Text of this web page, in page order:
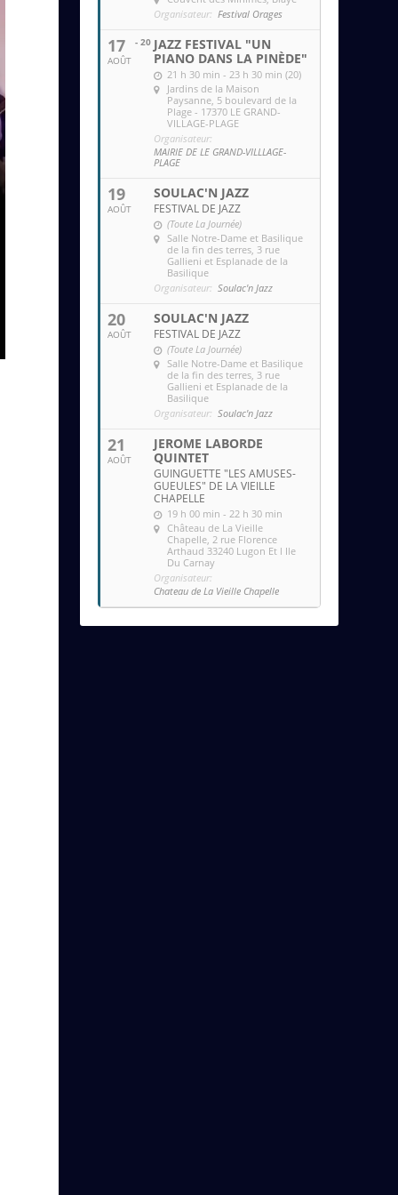
Organisateur: Festival Orages
17
AOÛT
- 20 JAZZ FESTIVAL "UN
PIANO DANS LA PINÈDE"
21 h 30 min - 23 h 30 min (20)
Jardins de la Maison
Paysanne , 5 boulevard de la
Plage - 17370 LE GRAND-
VILLAGE-PLAGE
Organisateur:
MAIRIE DE LE GRAND-VILLLAGE-
PLAGE
19
AOÛT
SOULAC'N JAZZ
FESTIVAL DE JAZZ
(Toute La Journée)
Salle Notre-Dame et Basilique
de la fin des terres , 3 rue
Gallieni et Esplanade de la
Basilique
Organisateur: Soulac'n Jazz
20
AOÛT
SOULAC'N JAZZ
FESTIVAL DE JAZZ
(Toute La Journée)
Salle Notre-Dame et Basilique
de la fin des terres , 3 rue
Gallieni et Esplanade de la
Basilique
Organisateur: Soulac'n Jazz
21
AOÛT
JEROME LABORDE
QUINTET
GUINGUETTE "LES AMUSES-
GUEULES" DE LA VIEILLE
CHAPELLE
19 h 00 min - 22 h 30 min
Château de La Vieille
Chapelle , 2 rue Florence
Arthaud 33240 Lugon Et l Ile
Du Carnay
Organisateur:
Chateau de La Vieille Chapelle